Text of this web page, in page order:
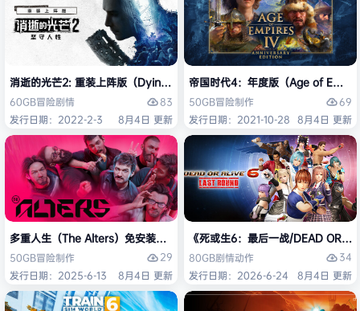
消逝的光芒2: 重装上阵版（Dying Light 2 Stay Human: Reloaded
60GB冒险剧情
83
发行日期：2022-2-3
8月4日 更新
帝国时代4：年度版（Age of
50GB冒险制作
69
发行日期：2021-10-28 8月4日 更新
多重人生（The Alters）免安装中文版
50GB冒险制作
29
发行日期：2025-6-13
8月4日 更新
《死或生6：最后一战/DEAD OR
80GB剧情动作
34
发行日期：2026-6-24
8月4日 更新